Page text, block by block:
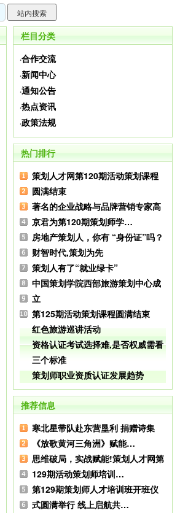
栏目分类
·合作交流
·新闻中心
·通知公告
·热点资讯
·政策法规
热门排行
策划人才网第120期活动策划课程
圆满结束
著名的企业战略与品牌营销专家高
京君为第120期策划师学…
房地产策划人，你有 “身份证”吗？
财智时代,策划为先
策划人有了“就业绿卡”
中国策划学院西部旅游策划中心成
立
第125期活动策划课程圆满结束
红色旅游巡讲活动
资格认证考试选择难,是否权威需看
三个标准
策划师职业资质认证发展趋势
推荐信息
寒北星带队赴东营垦利 捐赠诗集
《放歌黄河三角洲》赋能…
思维破局，实战赋能!策划人才网第
129期活动策划师培训…
第129期策划师人才培训班开班仪
式圆满举行 线上启航共…